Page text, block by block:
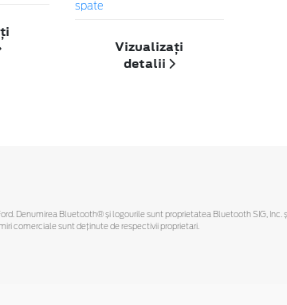
spate
Vizualizați
detalii
Denumirea Bluetooth® și logourile sunt proprietatea Bluetooth SIG, Inc.
comerciale sunt deținute de respectivii proprietari.